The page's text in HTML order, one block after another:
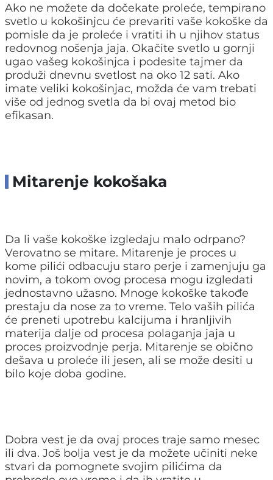
Ako ne možete da dočekate proleće, tempirano
svetlo u kokošinjcu će prevariti vaše kokoške da
pomisle da je proleće i vratiti ih u njihov status
redovnog nošenja jaja. Okačite svetlo u gornji
ugao vašeg kokošinjca i podesite tajmer da
produži dnevnu svetlost na oko 12 sati. Ako
imate veliki kokošinjac, možda će vam trebati
više od jednog svetla da bi ovaj metod bio
efikasan.
Mitarenje kokošaka
Da li vaše kokoške izgledaju malo odrpano?
Verovatno se mitare. Mitarenje je proces u
kome pilići odbacuju staro perje i zamenjuju ga
novim, a tokom ovog procesa mogu izgledati
jednostavno užasno. Mnoge kokoške takođe
prestaju da nose za to vreme. Telo vaših pilića
će preneti upotrebu kalcijuma i hranljivih
materija dalje od procesa polaganja jaja u
proces proizvodnje perja. Mitarenje se obično
dešava u proleće ili jesen, ali se može desiti u
bilo koje doba godine.
Dobra vest je da ovaj proces traje samo mesec
ili dva. Još bolja vest je da možete učiniti neke
stvari da pomognete svojim pilićima da